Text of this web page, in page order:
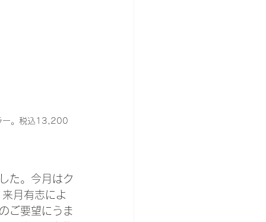
ー。税込13,200
た。今月はク
月有志によ
ご要望にうま